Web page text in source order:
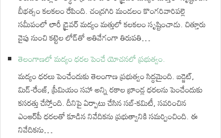
బీభత్సం కలకలం రేపింది. చంద్రగిరి మండలం కొంగరివారిపల్లె
సమీపంలో లారీ డ్రైవర్ మద్యం మత్తులో కలకలం సృష్టించాడు. చిత్తూరు
వైపు నుంచి కట్టెల లోడ్‌తో అతివేగంగా తిరుపతి…
తెలంగాణలో మద్యం ధరల పెంచే యోచనలో ప్రభుత్వం.
మద్యం ధరలు పెంచేందుకు తెలంగాణ ప్రభుత్వం సిద్ధమైంది. బడ్జెట్,
మిడ్-రేంజ్, ప్రీమియం సహా అన్ని రకాల బ్రాండ్ల ధరలను పెంచేందుకు
కసరత్తు చేస్తోంది. దీనిపై ఏర్పాటు చేసిన సబ్-కమిటీ, సవరించిన
ఎంఆర్‌పీ ధరలతో కూడిన నివేదికను ప్రభుత్వానికి సమర్పించింది. ఈ
నివేదికను…